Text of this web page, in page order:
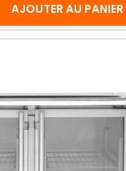
AJOUTER AU PANIER